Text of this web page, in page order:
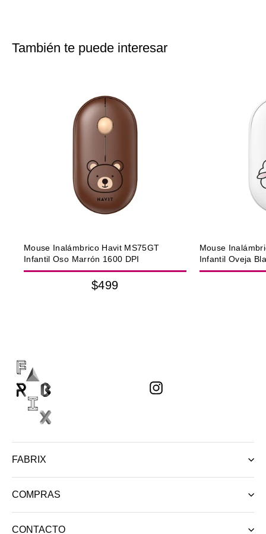
También te puede interesar
Mouse Inalámbrico Havit MS75GT
Infantil Oso Marrón 1600 DPI
$499
Mouse
Infantil Oveja
Instagram
FABRIX
COMPRAS
CONTACTO